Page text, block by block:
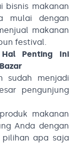
bisnis makanan
mulai dengan
makanan
festival.
Penting Ini
sudah menjadi
pengunjung
makanan
Anda dengan
apa saja